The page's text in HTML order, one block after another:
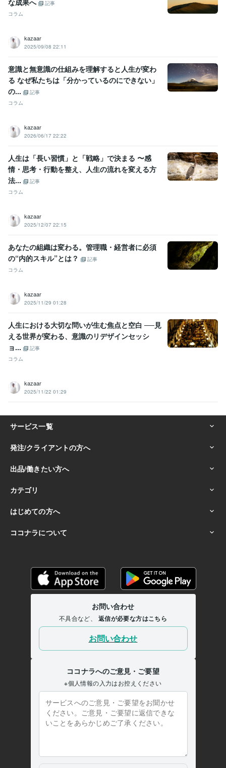
な成果へ
記事
コラム
kazaar
2025/09/08 22:11
意識と無意識の仕組みを理解すると人生が変わ
る なぜ私たちは「分かっているのにできない」
の...
記事
コラム
kazaar
2026/06/17 22:22
人生は「長い習慣」と「戦略」で決まる 〜感
情・思考・行動を整え、人生の流れを変える方
法...
記事
コラム
kazaar
2025/12/07 22:15
あなたの組織は変わる。管理職・経営者に必須
の“内的スキル”とは？
記事
コラム
kazaar
2025/11/29 01:28
人生における大切な問いが生む焦点と空白 ──見
える世界が変わる、意識のリデザインセッシ
ョ...
記事
コラム
kazaar
2025/11/22 01:29